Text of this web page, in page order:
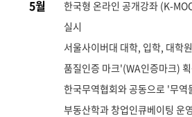
5월
한국형 온라인 공개강좌 (K-
실시
서울사이버대 대학, 입학, 대학
품질인증 마크'(WA인증마크)
한국무역협회와 공동으로 '무역
부동산학과 창업인큐베이팅 운